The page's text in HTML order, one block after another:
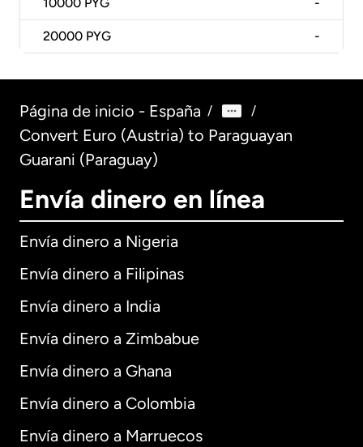
10000 PYG -
20000 PYG -
Página de inicio - España / /
Convert Euro (Austria) to Paraguayan
Guarani (Paraguay)
Envía dinero en línea
Envía dinero a Nigeria
Envía dinero a Filipinas
Envía dinero a India
Envía dinero a Zimbabue
Envía dinero a Ghana
Envía dinero a Colombia
Envía dinero a Marruecos